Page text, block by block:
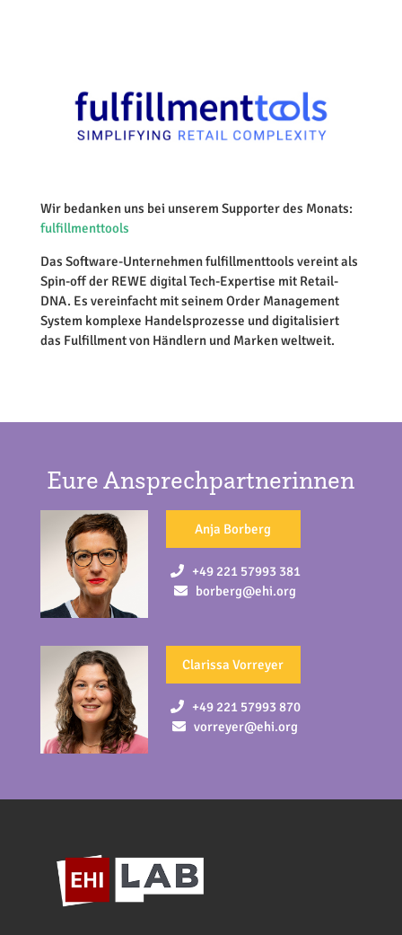
Wir bedanken uns bei unserem Supporter des Monats:
fulfillmenttools
Das Software-Unternehmen fulfillmenttools vereint als
Spin-off der REWE digital Tech-Expertise mit Retail-
DNA. Es vereinfacht mit seinem Order Management
System komplexe Handelsprozesse und digitalisiert
das Fulfillment von Händlern und Marken weltweit.
Eure Ansprechpartnerinnen
Anja Borberg
+49 221 57993 381
borberg@ehi.org
Clarissa Vorreyer
+49 221 57993 870
vorreyer@ehi.org